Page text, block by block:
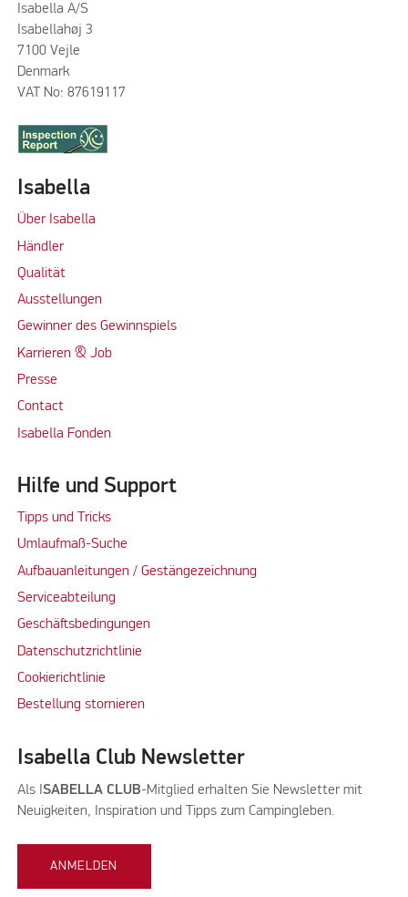
Isabella A/S
Isabellahøj 3
7100 Vejle
Denmark
VAT No: 87619117
Isabella
Über Isabella
Händler
Qualität
Ausstellungen
Gewinner des Gewinnspiels
Karrieren & Job
Presse
Contact
Isabella Fonden
Hilfe und Support
Tipps und Tricks
Umlaufmaß-Suche
Aufbauanleitungen / Gestängezeichnung
Serviceabteilung
Geschäftsbedingungen
Datenschutzrichtlinie
Cookierichtlinie
Bestellung stornieren
Isabella Club Newsletter
Als ISABELLA CLUB-Mitglied erhalten Sie Newsletter mit
Neuigkeiten, Inspiration und Tipps zum Campingleben.
ANMELDEN